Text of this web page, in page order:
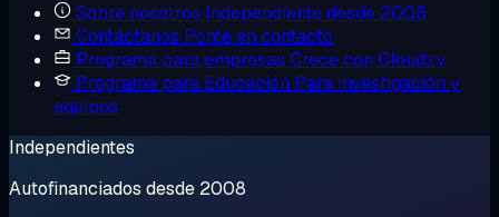
Sobre nosotros Independiente desde 2008
Contáctanos Ponte en contacto
Programa para empresas Crece con Cloudzy
Programa para Educación Para investigación y
equipos
Independientes
Autofinanciados desde 2008